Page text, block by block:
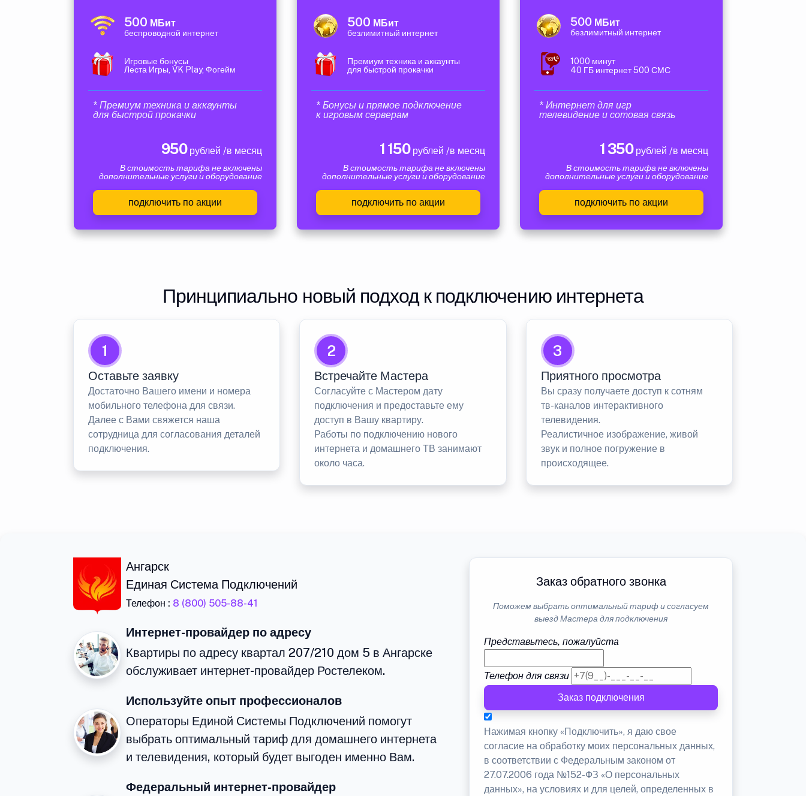
500 МБит
беспроводной интернет
Игровые бонусы
Леста Игры, VK Play, Фогейм
* Премиум техника и аккаунты
для быстрой прокачки
950рублей /в месяц
В стоимость тарифа не включены
дополнительные услуги и оборудование
подключить по акции
500 МБит
безлимитный интернет
Премиум техника и аккаунты
для быстрой прокачки
* Бонусы и прямое подключение
к игровым серверам
1 150рублей /в месяц
В стоимость тарифа не включены
дополнительные услуги и оборудование
подключить по акции
500 МБит
безлимитный интернет
1000 минут
40 ГБ интернет 500 СМС
* Интернет для игр
телевидение и сотовая связь
1 350рублей /в месяц
В стоимость тарифа не включены
дополнительные услуги и оборудование
подключить по акции
Принципиально новый подход к подключению интернета
1
Оставьте заявку
Достаточно Вашего имени и номера
мобильного телефона для связи.
Далее с Вами свяжется наша
сотрудница для согласования деталей
подключения.
2
Встречайте Мастера
Согласуйте с Мастером дату
подключения и предоставьте ему
доступ в Вашу квартиру.
Работы по подключению нового
интернета и домашнего ТВ занимают
около часа.
3
Приятного просмотра
Вы сразу получаете доступ к сотням
тв-каналов интерактивного
телевидения.
Реалистичное изображение, живой
звук и полное погружение в
происходящее.
Ангарск
Единая Система Подключений
Телефон : 8 (800) 505-88-41
Интернет-провайдер по адресу
Квартиры по адресу квартал 207/210 дом 5 в Ангарске
обслуживает интернет-провайдер Ростелеком.
Используйте опыт профессионалов
Операторы Единой Системы Подключений помогут
выбрать оптимальный тариф для домашнего интернета
и телевидения, который будет выгоден именно Вам.
Федеральный интернет-провайдер
Заказ обратного звонка
Поможем выбрать оптимальный тариф и согласуем
выезд Мастера для подключения
Представьтесь, пожалуйста
Телефон для связи
Заказ подключения
Нажимая кнопку «Подключить», я даю свое
согласие на обработку моих персональных данных,
в соответствии с Федеральным законом от
27.07.2006 года №152-ФЗ «О персональных
данных», на условиях и для целей, определенных в